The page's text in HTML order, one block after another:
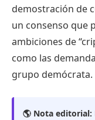
demostración de
un consenso que
ambiciones de
como las
grupo demócrata.
🌎 Nota editorial: